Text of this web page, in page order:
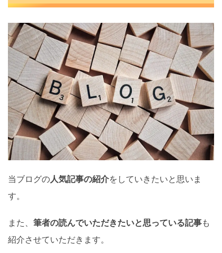
当ブログの人気記事の紹介をしていきたいと思いま
す。
また、 筆者の読んでいただきたいと思っている記事も
紹介させていただきます。